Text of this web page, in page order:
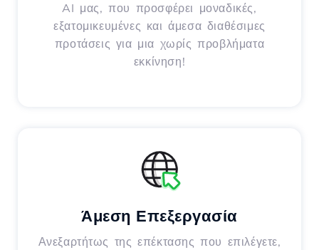
AI μας, που προσφέρει μοναδικές,
εξατομικευμένες και άμεσα διαθέσιμες
προτάσεις για μια χωρίς προβλήματα
εκκίνηση!
Άμεση Επεξεργασία
Ανεξαρτήτως της επέκτασης που επιλέγετε,